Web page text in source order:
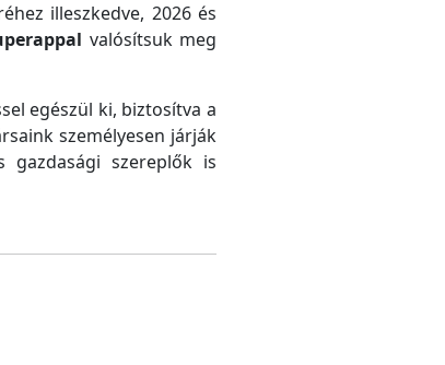
illeszkedve, 2026 és
valósítsuk meg
egészül ki, biztosítva a
személyesen járják
gazdasági szereplők is